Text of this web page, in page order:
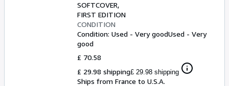
SOFTCOVER
FIRST EDITION
CONDITION
Condition: Used - Very goodUsed - Very
good
£ 70.58
£ 29.98 shipping£ 29.98 shipping
Ships from France to U.S.A.